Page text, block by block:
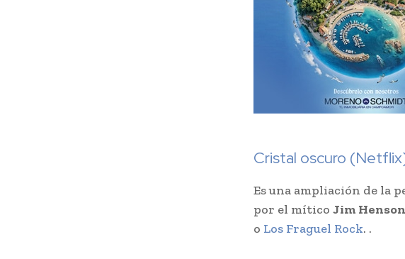
Cristal oscuro
Es una ampliación de la
por el mítico Jim Henson
o Los Fraguel Rock. .